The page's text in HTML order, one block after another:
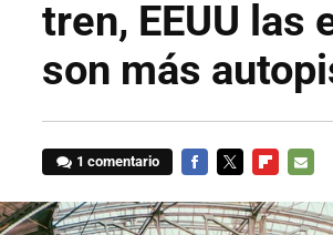
tren, EEUU las
son más
1 comentario
MAIL